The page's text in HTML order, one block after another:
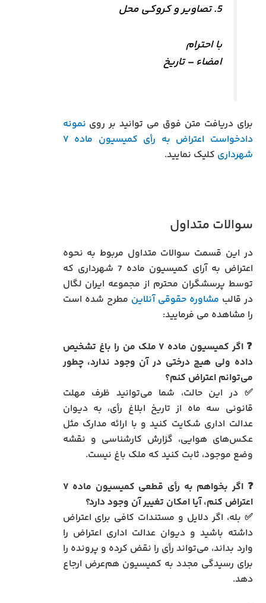
5. تصاویر و کروکی محل
با احترام
امضاء – تاریخ
برای دریافت متن فوق می توانید بر روی نمونه
دادخواست اعتراض به رأی کمیسیون ماده ۷
شهرداری کلیک نمایید.
سوالات متداول
در این قسمت سوالات متداول مربوط به نحوه
اعتراض به آرای کمیسیون ماده 7 شهرداری که
توسط پرسشگران محترم از مجموعه ایران لگال
در قالب مشاوره حقوقی آنلاین مطرح شده است
را مشاهده می فرمایید:
❓ اگر کمیسیون ماده ۷ ملک من را باغ تشخیص
داده ولی هیچ درختی در آن وجود ندارد، چطور
می‌توانم اعتراض کنم؟
✅ در این حالت، شما می‌توانید ظرف مهلت
قانونی سه ماه از تاریخ ابلاغ رأی، به دیوان
عدالت اداری شکایت کنید و با ارائه مدارک مثل
عکس‌های هوایی، گزارش کارشناسی و نقشه
وضع موجود، ثابت کنید که ملک باغ نیست.
❓ اگر بخواهم به رأی قطعی کمیسیون ماده ۷
اعتراض کنم، آیا امکان تغییر آن وجود دارد؟
✅ بله، اگر دلایل و مستندات کافی برای اعتراض
داشته باشید و دیوان عدالت اداری اعتراض را
وارد بداند، می‌تواند رأی را نقض کرده و پرونده را
برای رسیدگی مجدد به کمیسیون هم‌عرض ارجاع
دهد.